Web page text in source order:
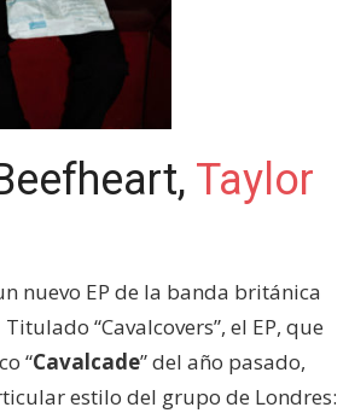
Taylor
nuevo EP de la banda británica
“Cavalcovers”, el EP, que
“Cavalcade” del año pasado,
estilo del grupo de Londres: